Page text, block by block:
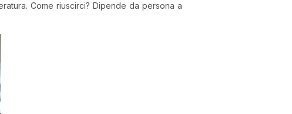
Come riuscirci? Dipende da persona a